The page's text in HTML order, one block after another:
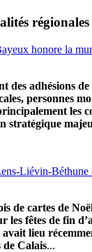
régionales
honore la
des adhésions
personnes
les
stratégique
Liévin-Béthune
de cartes de
les fêtes de fin
avait lieu
de Calais...